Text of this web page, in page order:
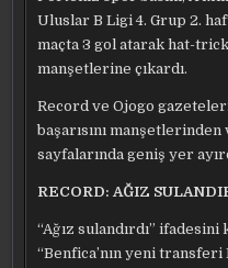
Uluslar B Ligi 4. Grup 2.
maçta 3 gol atarak hat-
manşetlerine çıkardı.
Record ve Ojogo
başarısını
sayfalarında geniş yer
RECORD: AĞIZ
“Ağız sulandırdı”
“Benfica’nın yeni